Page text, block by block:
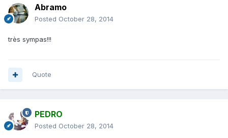
Abramo
Posted October 28, 2014
très sympas!!!
Quote
PEDRO
Posted October 28, 2014